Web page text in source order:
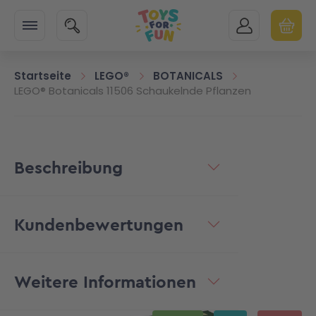
SUCHE MEIN KONTO
Startseite LEGO®
BOTANICALS
LEGO® Botanicals 11506 Schaukelnde Pflanzen
Beschreibung
Kundenbewertungen
Weitere Informationen